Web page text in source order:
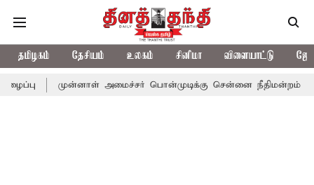
தமிழகம் தேசியம் உலகம் சினிமா விளையாட்டு
முன்னாள் அமைச்சர் பொன்முடிக்கு சென்னை நீதிமன்றம் பிடிவாராண்ட்